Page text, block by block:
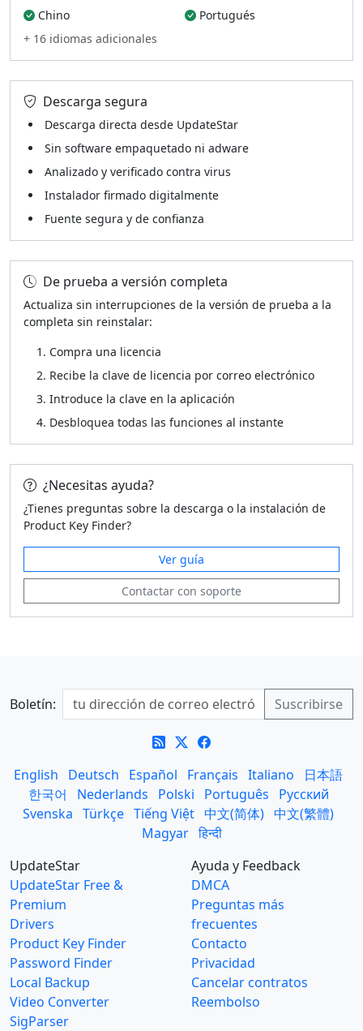
Chino
Portugués
+ 16 idiomas adicionales
Descarga segura
Descarga directa desde UpdateStar
Sin software empaquetado ni adware
Analizado y verificado contra virus
Instalador firmado digitalmente
Fuente segura y de confianza
De prueba a versión completa
Actualiza sin interrupciones de la versión de prueba a la
completa sin reinstalar:
Compra una licencia
Recibe la clave de licencia por correo electrónico
Introduce la clave en la aplicación
Desbloquea todas las funciones al instante
¿Necesitas ayuda?
¿Tienes preguntas sobre la descarga o la instalación de
Product Key Finder?
Ver guía
Contactar con soporte
Boletín:
English Deutsch Español Français Italiano
日本語
한국어
Nederlands Polski Português
Русский
Svenska Türkçe Tiếng Việt 中文(简体) 中文(繁體)
Magyar हिन्दी
UpdateStar
UpdateStar Free &
Premium
Drivers
Product Key Finder
Password Finder
Local Backup
Video Converter
SigParser
Ayuda y Feedback
DMCA
Preguntas más
frecuentes
Contacto
Privacidad
Cancelar contratos
Reembolso